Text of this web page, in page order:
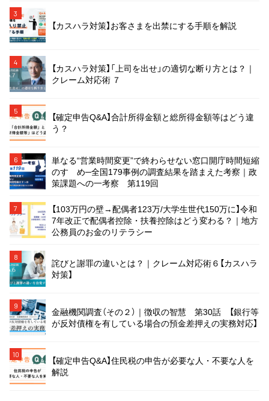
3
【カスハラ対策】お客さまを出禁にする手順を解説
4
【カスハラ対策】「上司を出せ」の適切な断り方とは？｜
クレーム対応術 ７
5
【確定申告Q&A】合計所得金額と総所得金額等はどう違
う？
6
単なる“営業時間変更”で終わらせない窓口開庁時間短縮
のすゝめ─全国179事例の調査結果を踏まえた考察｜政
策課題への一考察 第119回
7
【103万円の壁→配偶者123万/大学生世代150万に】令和
7年改正で配偶者控除・扶養控除はどう変わる？｜地方
公務員のお金のリテラシー
8
詫びと謝罪の違いとは？｜クレーム対応術６【カスハラ
対策】
9
金融機関調査（その２）｜徴収の智慧 第30話 【銀行等
が反対債権を有している場合の預金差押えの実務対応】
10
【確定申告Q&A】住民税の申告が必要な人・不要な人を
解説